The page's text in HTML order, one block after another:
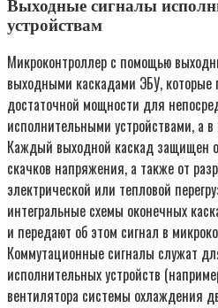
Выходные сигналы
устройствам
Микроконтроллер с помощью
выходными каскадами ЭБУ, которые
достаточной мощности для
исполнительными устройствами, а
Каждый выходной каскад защищен
скачков напряжения, а также от
электрической или тепловой
интегральные схемы оконечных
и передают об этом сигнал в
Коммутационные сигналы служат
исполнительных устройств
вентилятора системы охлаждения